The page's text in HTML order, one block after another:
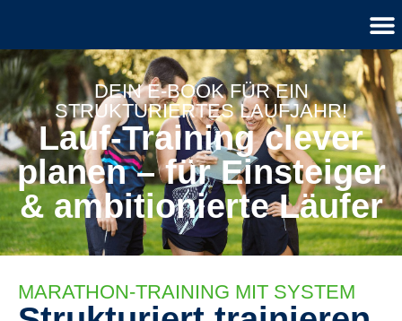
DEIN E-BOOK FÜR EIN
STRUKTURIERTES LAUFJAHR!
Lauf-Training clever
planen – für Einsteiger
& ambitionierte Läufer
MARATHON-TRAINING MIT SYSTEM